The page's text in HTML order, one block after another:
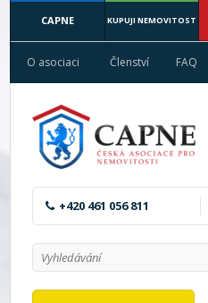
CAPNE KUPUJI NEMOVITOST
O asociaci Členství FAQ
+420 461 056 811